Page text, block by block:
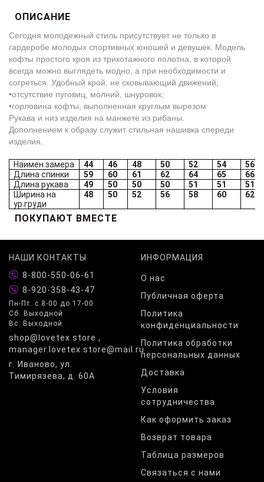
ОПИСАНИЕ
Сегодня молодежный стиль присутствует не только в
гардеробе молодых спортивных юношей и девушек. Модель
кофты простого кроя из трикотажного полотна, в которой
всегда можно выглядеть модно, а при необходимости и
согреться. Удобный крой, не сковывающий движений;
•отсутствие пуговиц, молний, шнуровок;
•горловина кофты, выполненная круглым вырезом
Рукава и низ изделия на манжете из рибаны.
Дополнением к образу служит стильная нашивка спереди
изделия
Наимен.замера 44 46 48 50 52 54
56
Длина спинки
59 60 61 62 64 65
66
Длина рукава
49 50 50 50 51 51
51
Ширина на
ур.груди
48 50 52 56 58 60 62
ПОКУПАЮТ ВМЕСТЕ
НАШИ КОНТАКТЫ
8-800-550-06-61
8-920-358-43-47
Пн-Пт. с 8-00 до 17-00
Сб. Выходной
Вс. Выходной
shop@lovetex.store ,
manager.lovetex.store@mail.ru
г. Иваново, ул.
Тимирязева, д. 60А
ИНФОРМАЦИЯ
О нас
Публичная оферта
Политика
конфиденциальности
Политика обработки
персональных данных
Доставка
Условия
сотрудничества
Как оформить заказ
Возврат товара
Таблица размеров
Связаться с нами